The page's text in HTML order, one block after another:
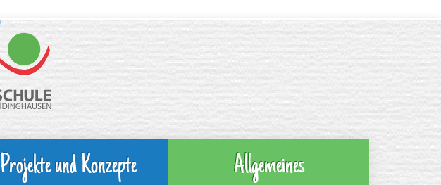
Projekte und Konzepte Allgemeines